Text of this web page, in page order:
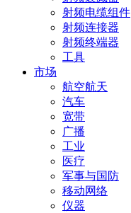
射频电缆组件
射频连接器
射频终端器
工具
市场
航空航天
汽车
宽带
广播
工业
医疗
军事与国防
移动网络
仪器